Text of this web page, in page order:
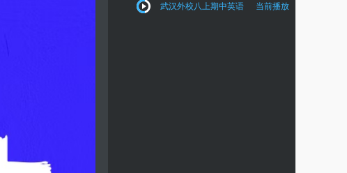
当前播放
武汉外校八上期中英语